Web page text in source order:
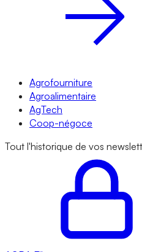
Agrofourniture
Agroalimentaire
AgTech
Coop-négoce
Tout l'historique de vos